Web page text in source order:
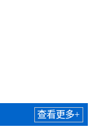
洗拍门
查看更多+